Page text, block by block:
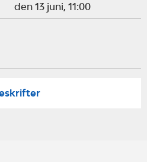
den 13 juni, 11:00